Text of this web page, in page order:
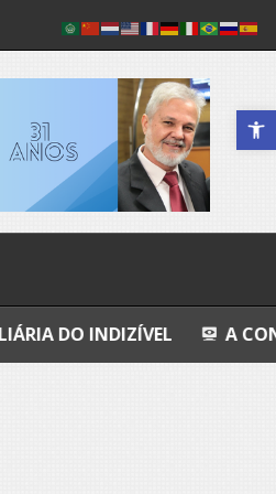
Abrir a
A CONFISSÃO DA